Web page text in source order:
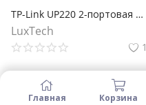
TP-Link UP220 2-портовая USB Зарядка
LuxTech
1
Главная Корзина